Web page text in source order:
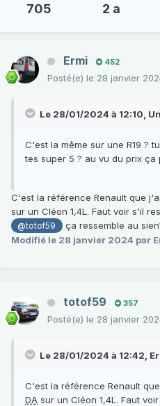
705 2 a
Ermi 452
Posté(e) le 28 janvier
Le 28/01/2024 à 12:10,
C'est la même sur une R19 ?
tes super 5 ? au vu du prix ça
C'est la référence Renault que
sur un Cléon 1,4L. Faut voir s'il
@totof59
ça ressemble au
Modifié le 28 janvier 2024 par
totof59 357
Posté(e) le 28 janvier
Le 28/01/2024 à 12:42,
C'est la référence Renault
DA sur un Cléon 1,4L. Faut